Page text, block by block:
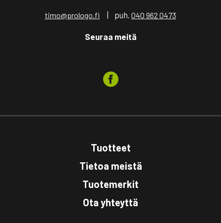
timo@prologo.fi | puh. 040 962 0473
Seuraa meitä
Tuotteet
Tietoa meistä
Tuotemerkit
Ota yhteyttä